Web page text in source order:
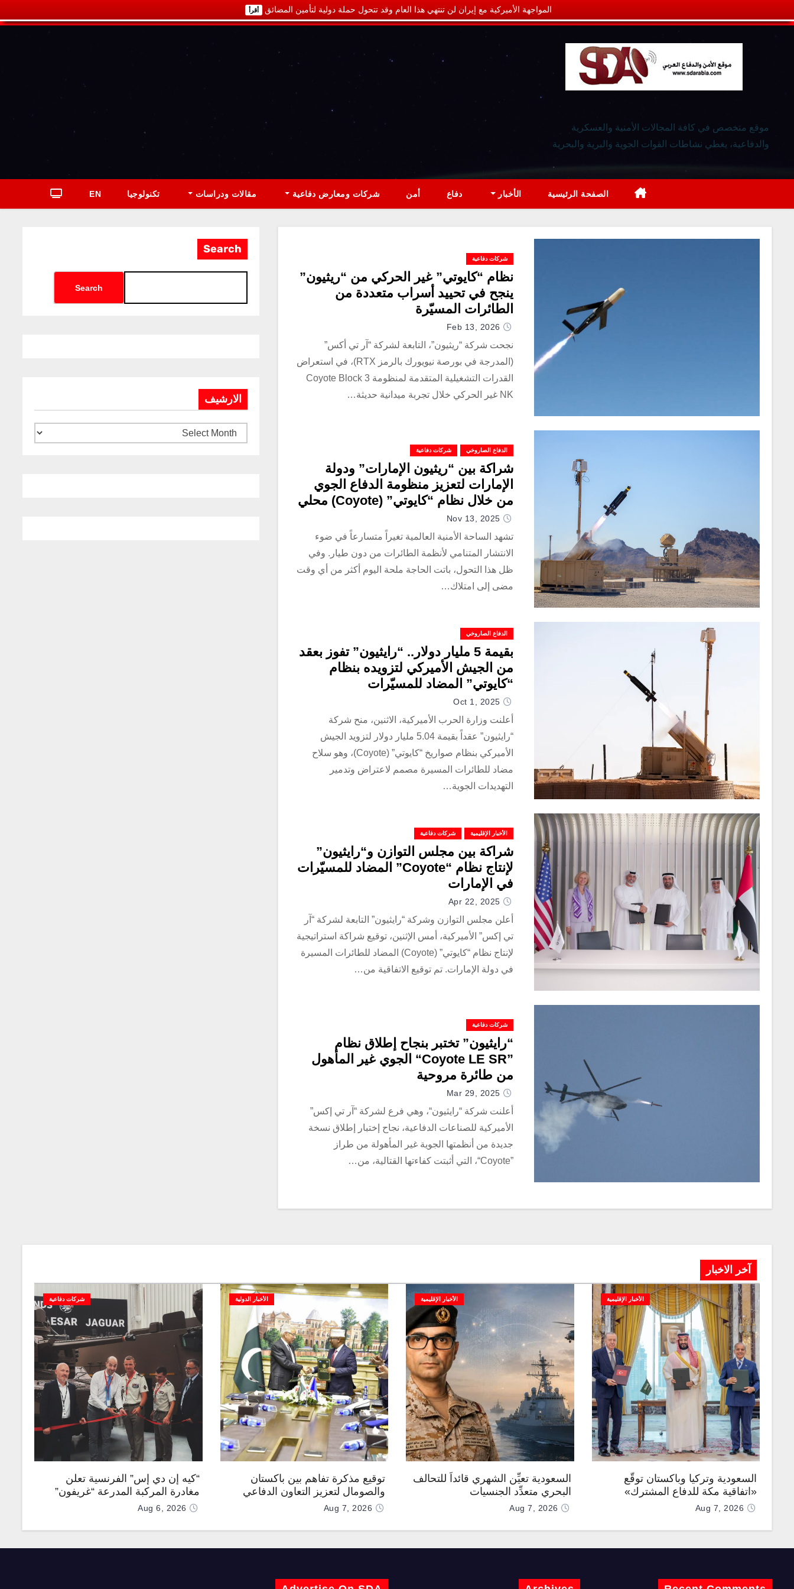
المواجهة الأميركية مع إيران لن تنتهي هذا العام وقد تتحول حملة دولية لتأمين المضائق أقرأ
موقع متخصص في كافة المجالات الأمنية والعسكرية
والدفاعية، يغطي نشاطات القوات الجوية والبرية والبحرية
الصفحة الرئيسية الأخبار دفاع أمن شركات ومعارض دفاعية مقالات ودراسات تكنولوجيا EN
شركات دفاعية
نظام “كايوتي” غير الحركي من “ريثيون”
ينجح في تحييد أسراب متعددة من
الطائرات المسيّرة
Feb 13, 2026
نجحت شركة “ريثيون”، التابعة لشركة “آر تي أكس”
(المدرجة في بورصة نيويورك بالرمز RTX)، في استعراض
القدرات التشغيلية المتقدمة لمنظومة Coyote Block 3
NK غير الحركي خلال تجربة ميدانية حديثة…
الدفاع الصاروخي شركات دفاعية
شراكة بين “ريثيون الإمارات” ودولة
الإمارات لتعزيز منظومة الدفاع الجوي
من خلال نظام “كايوتي” (Coyote) محلي
الصنع
Nov 13, 2025
تشهد الساحة الأمنية العالمية تغيراً متسارعاً في ضوء
الانتشار المتنامي لأنظمة الطائرات من دون طيار. وفي
ظل هذا التحول، باتت الحاجة ملحة اليوم أكثر من أي وقت
مضى إلى امتلاك…
الدفاع الصاروخي
بقيمة 5 مليار دولار.. “رايثيون” تفوز بعقد
من الجيش الأميركي لتزويده بنظام
“كايوتي” المضاد للمسيّرات
Oct 1, 2025
أعلنت وزارة الحرب الأميركية، الاثنين، منح شركة
“رايثيون” عقداً بقيمة 5.04 مليار دولار لتزويد الجيش
الأميركي بنظام صواريخ “كايوتي” (Coyote)، وهو سلاح
مضاد للطائرات المسيرة مصمم لاعتراض وتدمير
التهديدات الجوية…
الأخبار الإقليمية شركات دفاعية
شراكة بين مجلس التوازن و“رايثيون”
لإنتاج نظام “Coyote” المضاد للمسيّرات
في الإمارات
Apr 22, 2025
أعلن مجلس التوازن وشركة “رايثيون” التابعة لشركة “آر
تي إكس” الأميركية، أمس الإثنين، توقيع شراكة استراتيجية
لإنتاج نظام “كايوتي” (Coyote) المضاد للطائرات المسيرة
في دولة الإمارات. تم توقيع الاتفاقية من…
شركات دفاعية
“رايثيون” تختبر بنجاح إطلاق نظام
”Coyote LE SR“ الجوي غير المأهول
من طائرة مروحية
Mar 29, 2025
أعلنت شركة “رايثيون“، وهي فرع لشركة “آر تي إكس”
الأميركية للصناعات الدفاعية، نجاح إختبار إطلاق نسخة
جديدة من أنظمتها الجوية غير المأهولة من طراز
”Coyote“، التي أثبتت كفاءتها القتالية، من…
Search
Search
الارشيف
آخر الاخبار
الأخبار الإقليمية
السعودية وتركيا وباكستان توقّع
«اتفاقية مكة للدفاع المشترك»
Aug 7, 2026
الأخبار الإقليمية
السعودية تعيِّن الشهري قائداً للتحالف
البحري متعدِّد الجنسيات
Aug 7, 2026
الأخبار الدولية
توقيع مذكرة تفاهم بين باكستان
والصومال لتعزيز التعاون الدفاعي
Aug 7, 2026
شركات دفاعية
“كيه إن دي إس” الفرنسية تعلن
مغادرة المركبة المدرعة “غريفون”
رقم 1000 لخط الإنتاجAug 6, 2026